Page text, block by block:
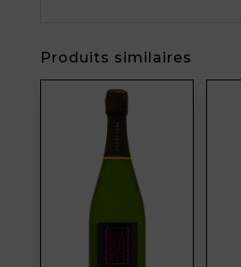
Produits similaires